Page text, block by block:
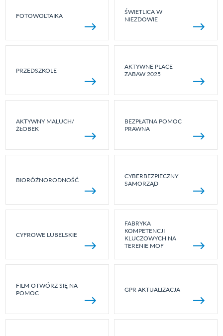
FOTOWOLTAIKA
ŚWIETLICA W
NIEZDOWIE
PRZEDSZKOLE
AKTYWNE PLACE
ZABAW 2025
AKTYWNY MALUCH/
ŻŁOBEK
BEZPŁATNA POMOC
PRAWNA
BIORÓŻNORODNOŚĆ
CYBERBEZPIECZNY
SAMORZĄD
CYFROWE LUBELSKIE
FABRYKA
KOMPETENCJI
KLUCZOWYCH NA
TERENIE MOF
FILM OTWÓRZ SIĘ NA
POMOC
GPR AKTUALIZACJA